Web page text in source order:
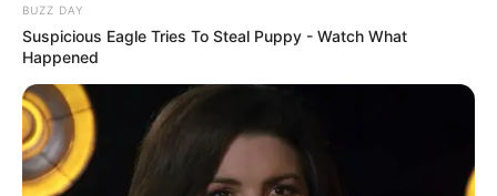
BUZZ DAY
Suspicious Eagle Tries To Steal Puppy - Watch What
Happened